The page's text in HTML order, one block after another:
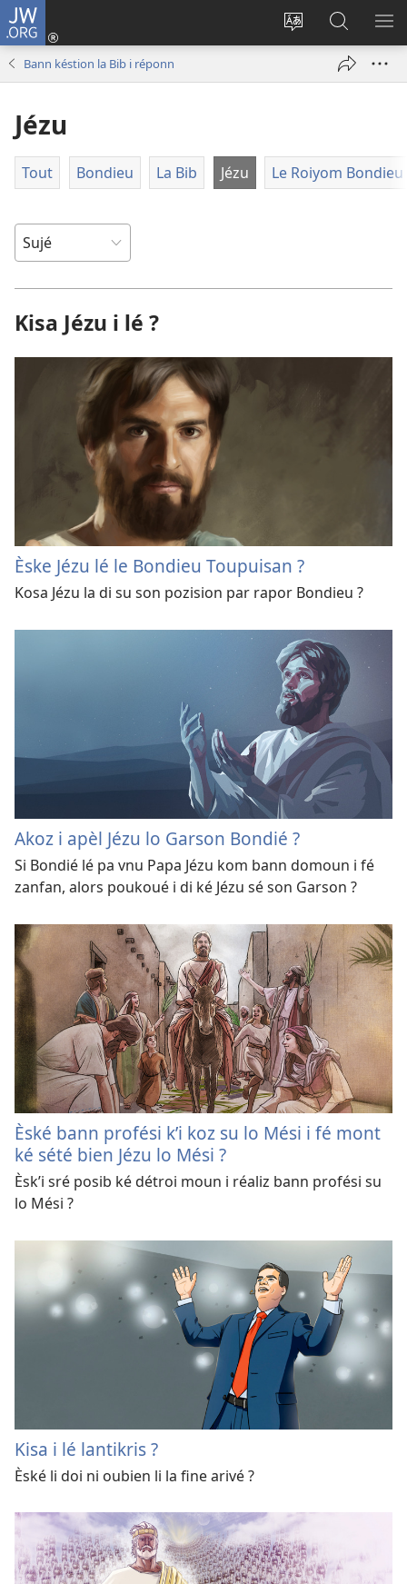
JW.ORG
Chanjé
Konéksion
(opens
Rod
su
JW.ORG
Bann késtion la Bib i réponn
Jézu
Tout Bondieu La Bib Jézu Le Roiyom Bondieu
Kisa Jézu i lé ?
Èske Jézu lé le Bondieu Toupuisan ?
Kosa Jézu la di su son pozision par rapor Bondieu ?
Akoz i apèl Jézu lo Garson Bondié ?
Si Bondié lé pa vnu Papa Jézu kom bann domoun i fé
zanfan, alors poukoué i di ké Jézu sé son Garson ?
Èské bann profési k’i koz su lo Mési i fé mont
ké sété bien Jézu lo Mési ?
Èsk’i sré posib ké détroi moun i réaliz bann profési su
lo Mési ?
Kisa i lé lantikris ?
Èské li doi ni oubien li la fine arivé ?